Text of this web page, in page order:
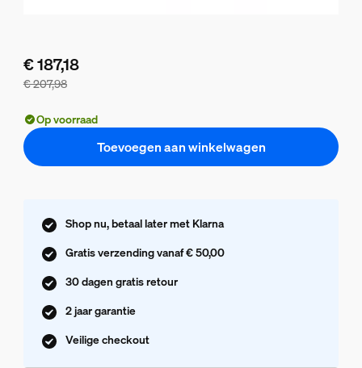
€ 207,98
€ 187,18
Op voorraad
Toevoegen aan winkelwagen
Shop nu, betaal later met Klarna
Gratis verzending vanaf € 50,00
30 dagen gratis retour
2 jaar garantie
Veilige checkout